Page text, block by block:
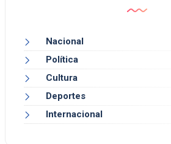
Nacional
Política
Cultura
Deportes
Internacional